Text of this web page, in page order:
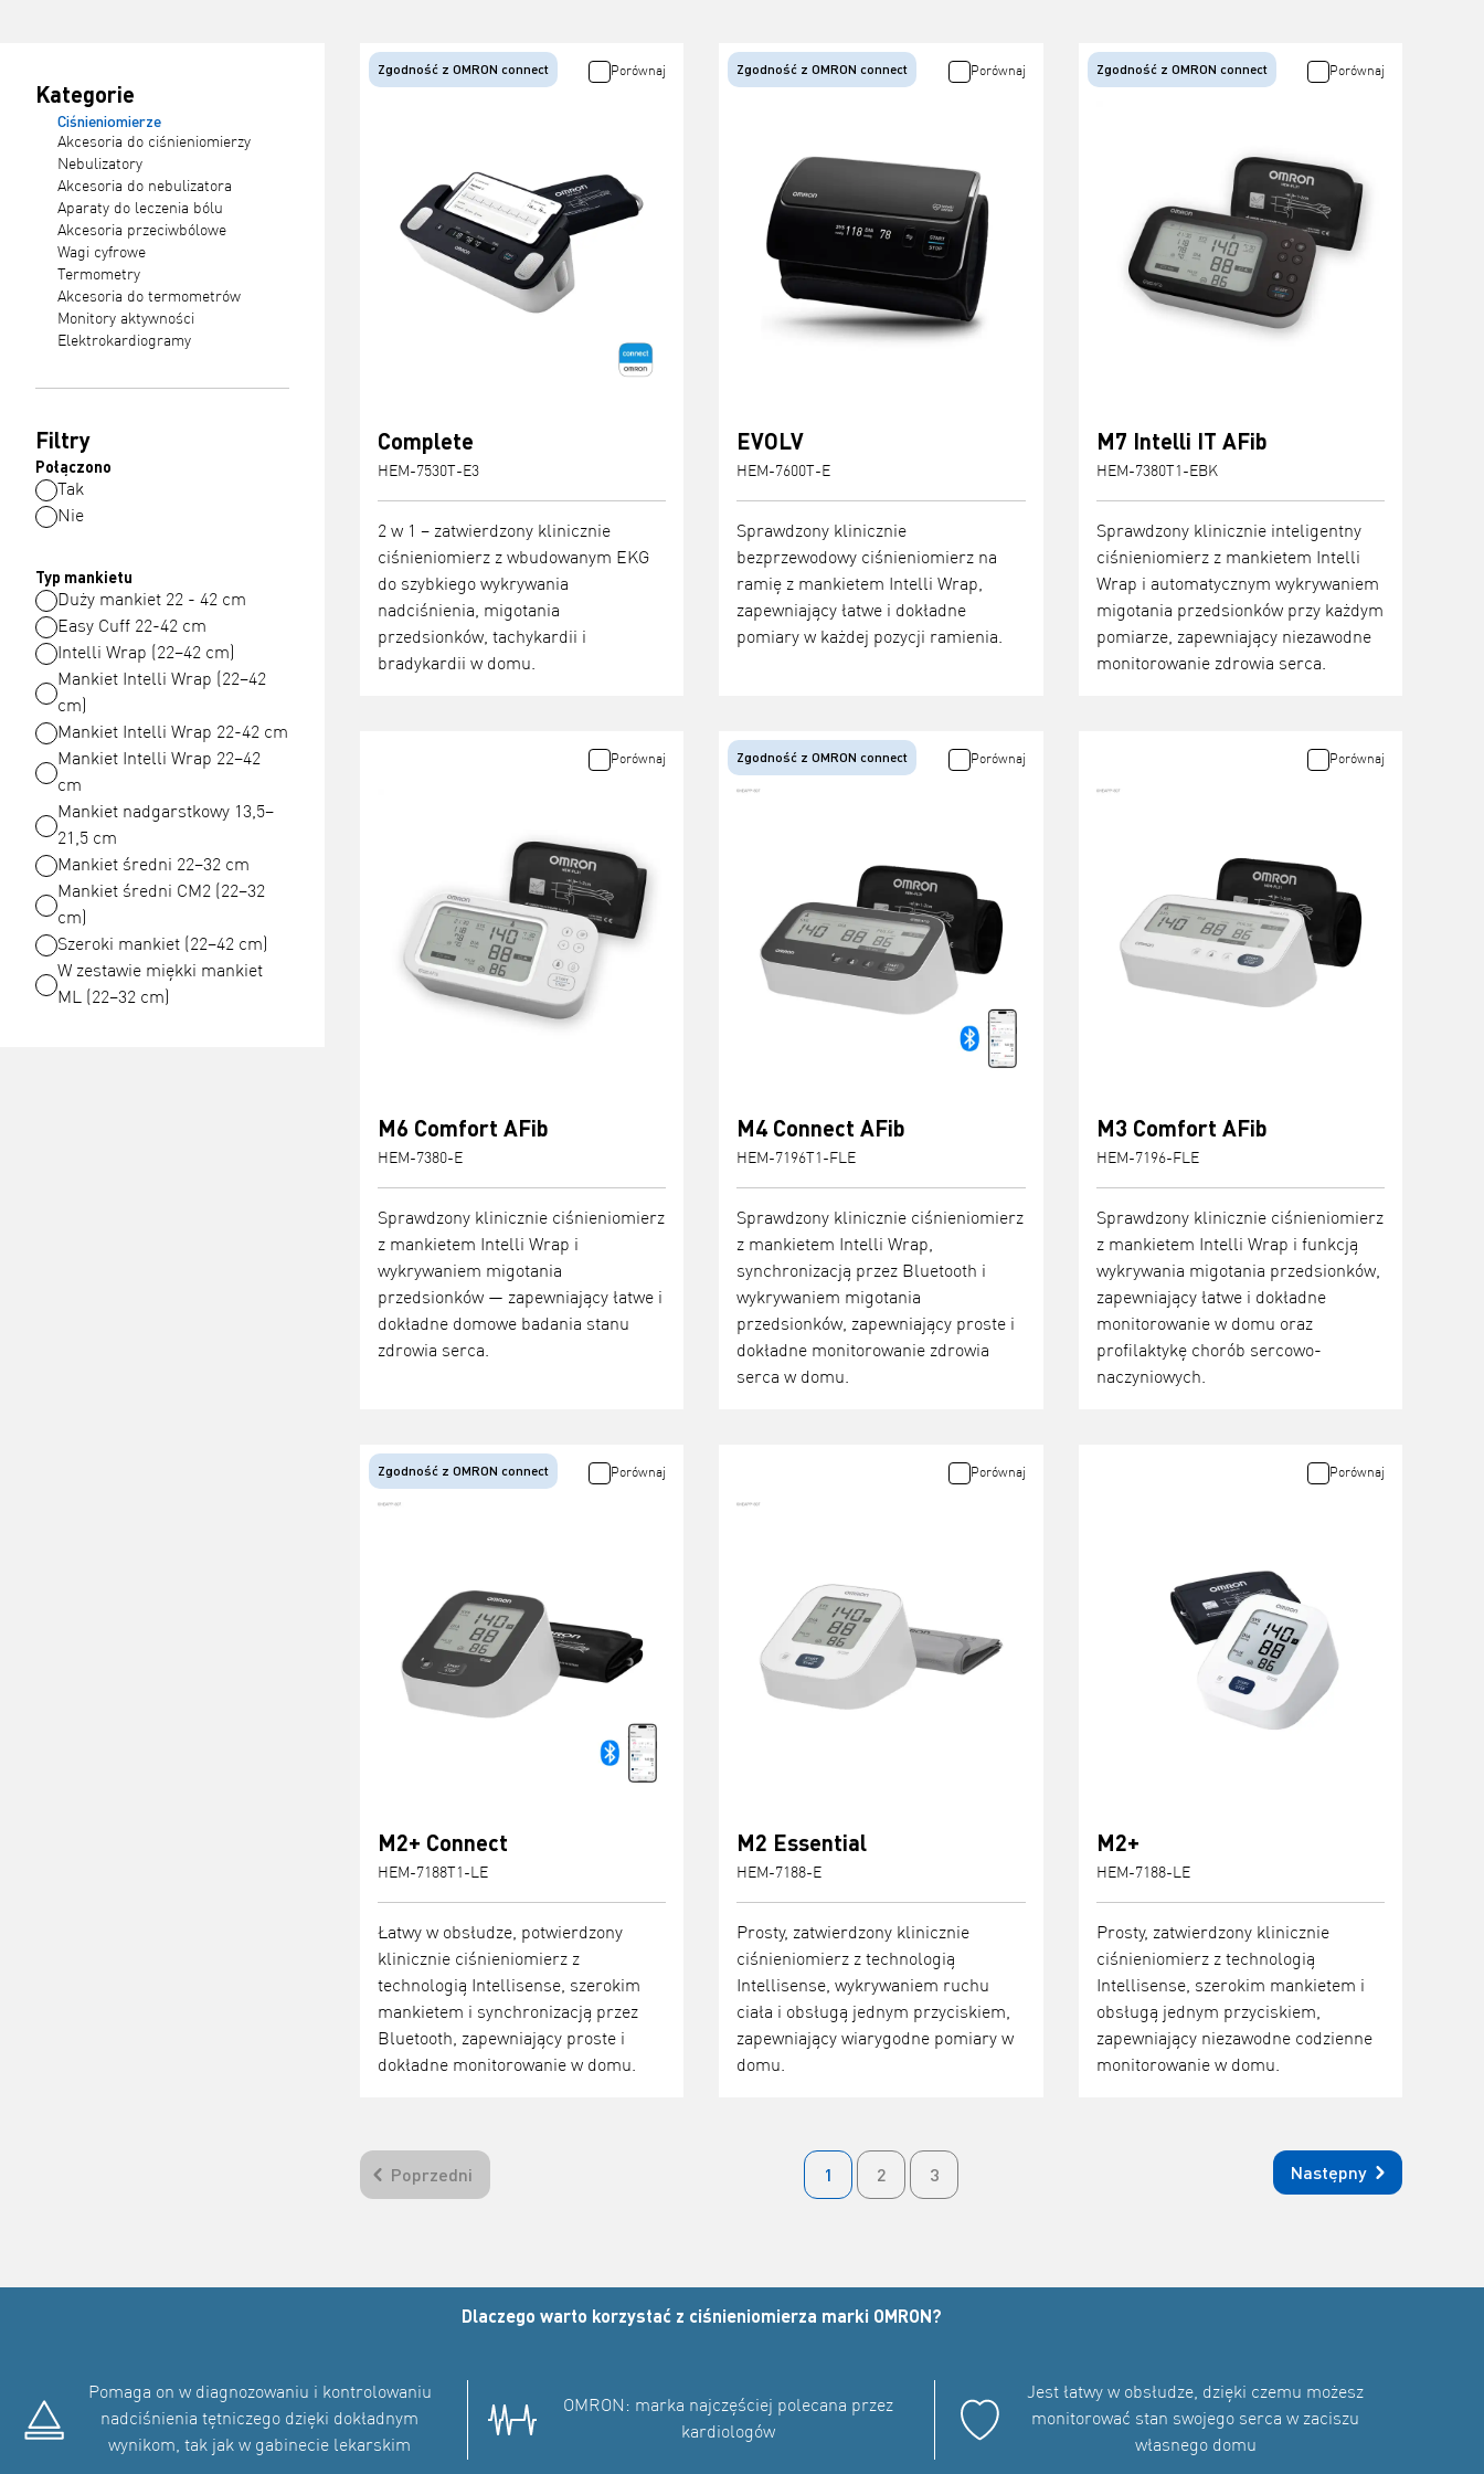
Kategorie
Ciśnieniomierze
Akcesoria do ciśnieniomierzy
Nebulizatory
Akcesoria do nebulizatora
Aparaty do leczenia bólu
Akcesoria przeciwbólowe
Wagi cyfrowe
Termometry
Akcesoria do termometrów
Monitory aktywności
Elektrokardiogramy
Filtry
Połączono
Tak
Nie
Typ mankietu
Duży mankiet 22 - 42 cm
Easy Cuff 22-42 cm
Intelli Wrap (22–42 cm)
Mankiet Intelli Wrap (22–42
cm)
Mankiet Intelli Wrap 22-42 cm
Mankiet Intelli Wrap 22–42
cm
Mankiet nadgarstkowy 13,5–
21,5 cm
Mankiet średni 22–32 cm
Mankiet średni CM2 (22–32
cm)
Szeroki mankiet (22–42 cm)
W zestawie miękki mankiet
ML (22–32 cm)
Complete
HEM-7530T-E3
2 w 1 – zatwierdzony klinicznie
ciśnieniomierz z wbudowanym EKG
do szybkiego wykrywania
nadciśnienia, migotania
przedsionków, tachykardii i
bradykardii w domu.
Zgodność z OMRON connect Porównaj
EVOLV
HEM-7600T-E
Sprawdzony klinicznie
bezprzewodowy ciśnieniomierz na
ramię z mankietem Intelli Wrap,
zapewniający łatwe i dokładne
pomiary w każdej pozycji ramienia.
Zgodność z OMRON connect Porównaj
M7 Intelli IT AFib
HEM-7380T1-EBK
Sprawdzony klinicznie inteligentny
ciśnieniomierz z mankietem Intelli
Wrap i automatycznym wykrywaniem
migotania przedsionków przy każdym
pomiarze, zapewniający niezawodne
monitorowanie zdrowia serca.
Zgodność z OMRON connect Porównaj
M6 Comfort AFib
HEM-7380-E
Sprawdzony klinicznie ciśnieniomierz
z mankietem Intelli Wrap i
wykrywaniem migotania
przedsionków — zapewniający łatwe i
dokładne domowe badania stanu
zdrowia serca.
Porównaj
M4 Connect AFib
HEM-7196T1-FLE
Sprawdzony klinicznie ciśnieniomierz
z mankietem Intelli Wrap,
synchronizacją przez Bluetooth i
wykrywaniem migotania
przedsionków, zapewniający proste i
dokładne monitorowanie zdrowia
serca w domu.
Zgodność z OMRON connect Porównaj
M3 Comfort AFib
HEM-7196-FLE
Sprawdzony klinicznie ciśnieniomierz
z mankietem Intelli Wrap i funkcją
wykrywania migotania przedsionków,
zapewniający łatwe i dokładne
monitorowanie w domu oraz
profilaktykę chorób sercowo-
naczyniowych.
Porównaj
M2+ Connect
HEM-7188T1-LE
Łatwy w obsłudze, potwierdzony
klinicznie ciśnieniomierz z
technologią Intellisense, szerokim
mankietem i synchronizacją przez
Bluetooth, zapewniający proste i
dokładne monitorowanie w domu.
Zgodność z OMRON connect Porównaj
M2 Essential
HEM-7188-E
Prosty, zatwierdzony klinicznie
ciśnieniomierz z technologią
Intellisense, wykrywaniem ruchu
ciała i obsługą jednym przyciskiem,
zapewniający wiarygodne pomiary w
domu.
Porównaj
M2+
HEM-7188-LE
Prosty, zatwierdzony klinicznie
ciśnieniomierz z technologią
Intellisense, szerokim mankietem i
obsługą jednym przyciskiem,
zapewniający niezawodne codzienne
monitorowanie w domu.
Porównaj
Poprzedni 1 2 3 Następny
Dlaczego warto korzystać z ciśnieniomierza marki OMRON?
Pomaga on w diagnozowaniu i kontrolowaniu
nadciśnienia tętniczego dzięki dokładnym
wynikom, tak jak w gabinecie lekarskim
OMRON: marka najczęściej polecana przez
kardiologów
Jest łatwy w obsłudze, dzięki czemu możesz
monitorować stan swojego serca w zaciszu
własnego domu